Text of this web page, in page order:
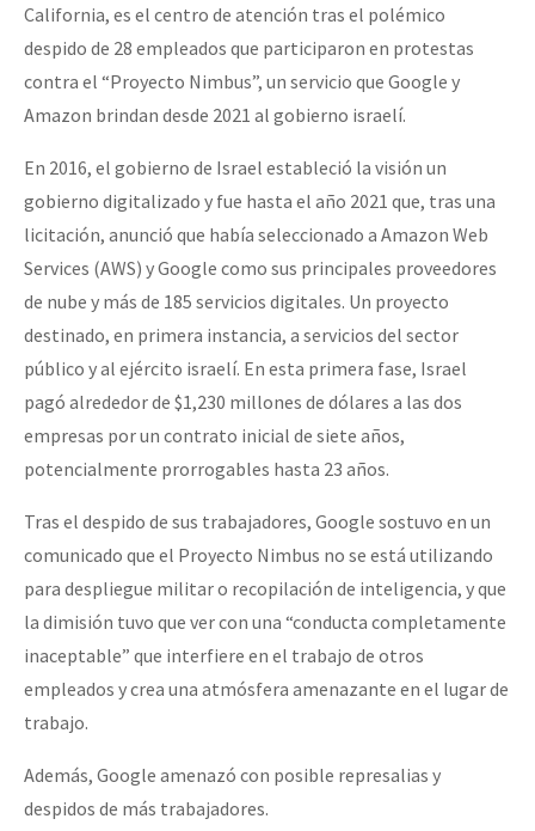
California, es el centro de atención tras el polémico
despido de 28 empleados que participaron en protestas
contra el “Proyecto Nimbus”, un servicio que Google y
Amazon brindan desde 2021 al gobierno israelí.
En 2016, el gobierno de Israel estableció la visión un
gobierno digitalizado y fue hasta el año 2021 que, tras una
licitación, anunció que había seleccionado a Amazon Web
Services (AWS) y Google como sus principales proveedores
de nube y más de 185 servicios digitales. Un proyecto
destinado, en primera instancia, a servicios del sector
público y al ejército israelí. En esta primera fase, Israel
pagó alrededor de $1,230 millones de dólares a las dos
empresas por un contrato inicial de siete años,
potencialmente prorrogables hasta 23 años.
Tras el despido de sus trabajadores, Google sostuvo en un
comunicado que el Proyecto Nimbus no se está utilizando
para despliegue militar o recopilación de inteligencia, y que
la dimisión tuvo que ver con una “conducta completamente
inaceptable” que interfiere en el trabajo de otros
empleados y crea una atmósfera amenazante en el lugar de
trabajo.
Además, Google amenazó con posible represalias y
despidos de más trabajadores.